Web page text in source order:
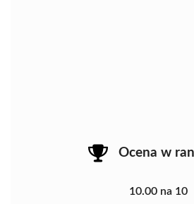
Ocena w
10.00 na 10